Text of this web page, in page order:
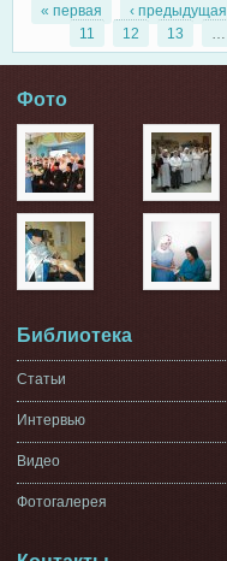
Страницы
« первая ‹ предыдущая
11
12 13
Фото
Библиотека
Статьи
Интервью
Видео
Фотогалерея